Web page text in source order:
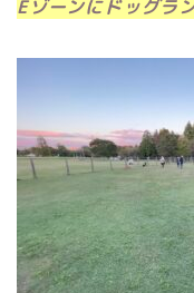
Eゾーンにドッグラ